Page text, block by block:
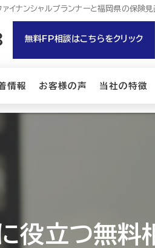
ァイナンシャルプランナーと福岡県の保険
無料FP相談はこちらをクリック
情報 お客様の声 当社の特徴
iDeCo
役立つ無料